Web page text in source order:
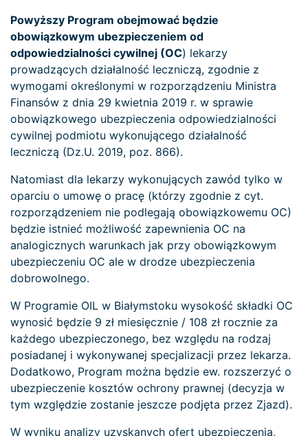
Powyższy Program obejmować będzie
obowiązkowym ubezpieczeniem od
odpowiedzialności cywilnej (OC) lekarzy
prowadzących działalność leczniczą, zgodnie z
wymogami określonymi w rozporządzeniu Ministra
Finansów z dnia 29 kwietnia 2019 r. w sprawie
obowiązkowego ubezpieczenia odpowiedzialności
cywilnej podmiotu wykonującego działalność
leczniczą (Dz.U. 2019, poz. 866).
Natomiast dla lekarzy wykonujących zawód tylko w
oparciu o umowę o pracę (którzy zgodnie z cyt.
rozporządzeniem nie podlegają obowiązkowemu OC)
będzie istnieć możliwość zapewnienia OC na
analogicznych warunkach jak przy obowiązkowym
ubezpieczeniu OC ale w drodze ubezpieczenia
dobrowolnego.
W Programie OIL w Białymstoku wysokość składki OC
wynosić będzie 9 zł miesięcznie / 108 zł rocznie za
każdego ubezpieczonego, bez względu na rodzaj
posiadanej i wykonywanej specjalizacji przez lekarza.
Dodatkowo, Program można będzie ew. rozszerzyć o
ubezpieczenie kosztów ochrony prawnej (decyzja w
tym względzie zostanie jeszcze podjęta przez Zjazd).
W wyniku analizy uzyskanych ofert ubezpieczenia,